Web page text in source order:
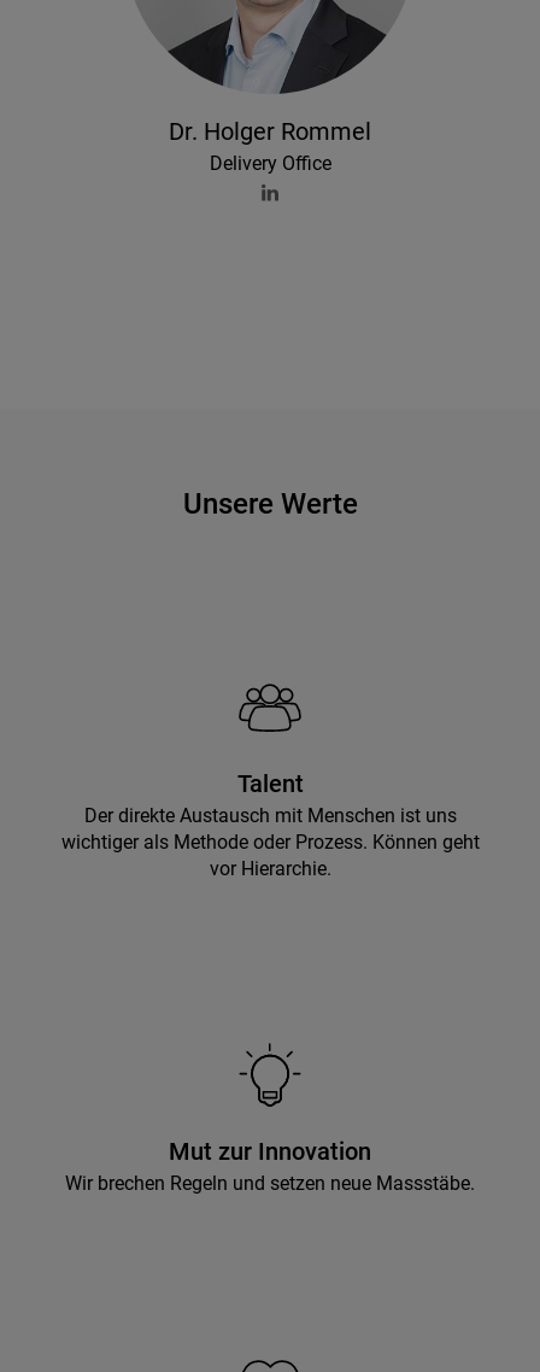
Dr. Holger Rommel
Delivery Office
Unsere Werte
Talent
Der direkte Austausch mit Menschen ist uns
wichtiger als Methode oder Prozess. Können geht
vor Hierarchie.
Mut zur Innovation
Wir brechen Regeln und setzen neue Massstäbe.